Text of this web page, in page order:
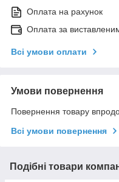
Оплата на рахунок
Оплата за
Всі умови оплати
Умови повернення
Повернення товару
Всі умови повернення
Подібні товари